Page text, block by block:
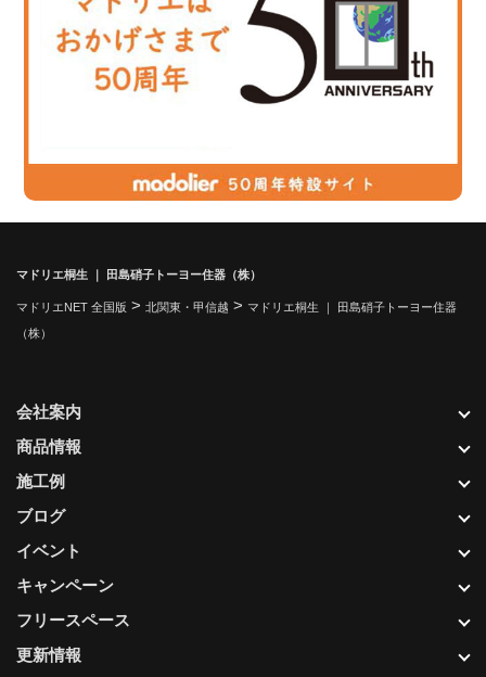
マドリエ桐生 ｜ 田島硝子トーヨー住器（株）
マドリエNET 全国版 > 北関東・甲信越 > マドリエ桐生 ｜ 田島硝子トーヨー住器
（株）
更新情報
会社案内
商品情報
施工例
ブログ
イベント
キャンペーン
フリースペース